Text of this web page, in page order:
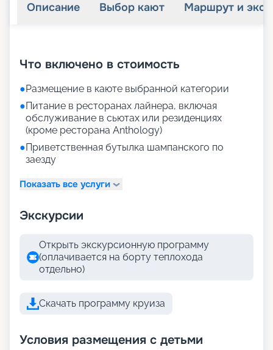
Описание Выбор кают Маршрут и
Что включено в стоимость
●Размещение в каюте выбранной категории
●Питание в ресторанах лайнера, включая
обслуживание в сьютах или резиденциях
(кроме ресторана Anthology)
●Приветственная бутылка шампанского по
заезду
Показать все услуги
Экскурсии
Открыть экскурсионную программу
(оплачивается на борту теплохода
отдельно)
Скачать программу круиза
Условия размещения с детьми